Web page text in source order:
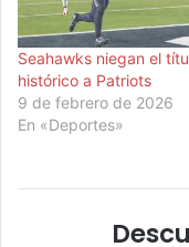
Seahawks niegan el
histórico a Patriots
9 de febrero de 2026
En «Deportes»